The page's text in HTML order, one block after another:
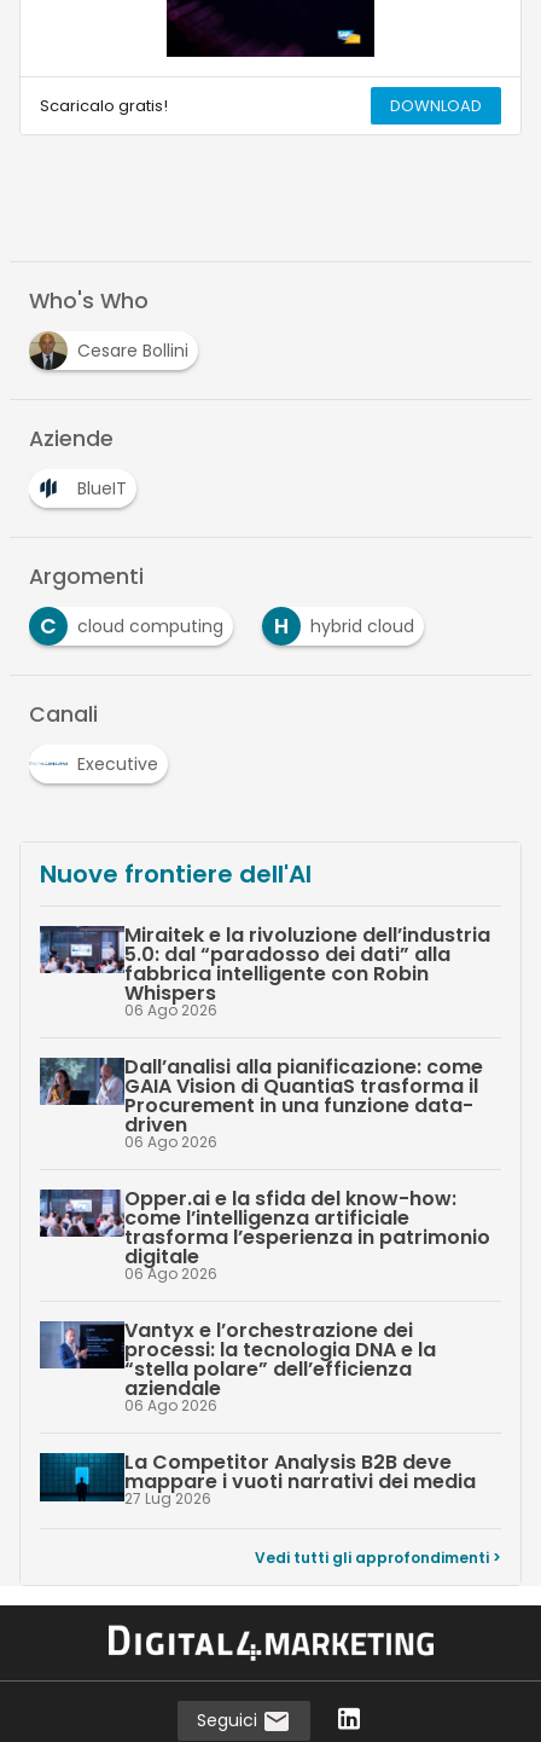
Scaricalo gratis! DOWNLOAD
Who's Who
Cesare Bollini
Aziende
BlueIT
Argomenti
C
cloud computing H hybrid cloud
Canali
Executive
Nuove frontiere dell'AI
Miraitek e la rivoluzione dell’industria
5.0: dal “paradosso dei dati” alla
fabbrica intelligente con Robin
Whispers
06 Ago 2026
Dall’analisi alla pianificazione: come
GAIA Vision di QuantiaS trasforma il
Procurement in una funzione data-
driven
06 Ago 2026
Opper.ai e la sfida del know-how:
come l’intelligenza artificiale
trasforma l’esperienza in patrimonio
digitale
06 Ago 2026
Vantyx e l’orchestrazione dei
processi: la tecnologia DNA e la
“stella polare” dell’efficienza
aziendale
06 Ago 2026
La Competitor Analysis B2B deve
mappare i vuoti narrativi dei media
27 Lug 2026
Vedi tutti gli approfondimenti >
Seguici